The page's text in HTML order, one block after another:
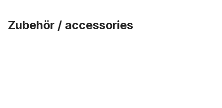
Zubehör / accessories